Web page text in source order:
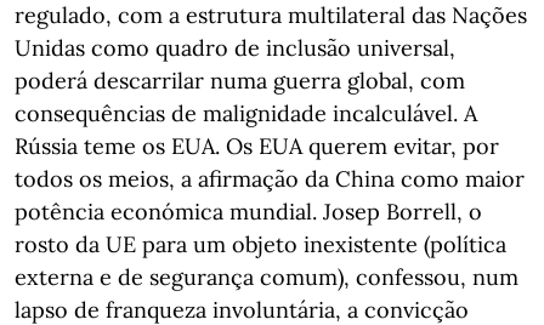
regulado, com a estrutura multilateral das Nações
Unidas como quadro de inclusão universal,
poderá descarrilar numa guerra global, com
consequências de malignidade incalculável. A
Rússia teme os EUA. Os EUA querem evitar, por
todos os meios, a afirmação da China como maior
potência económica mundial. Josep Borrell, o
rosto da UE para um objeto inexistente (política
externa e de segurança comum), confessou, num
lapso de franqueza involuntária, a convicção